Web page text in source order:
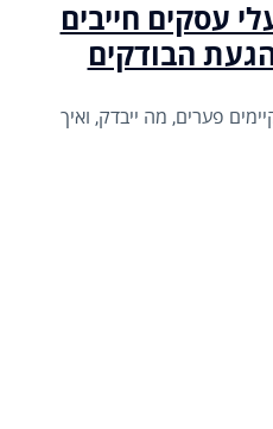
עסקים חייבים
הבודקים
פערים, מה ייבדק, ואיך